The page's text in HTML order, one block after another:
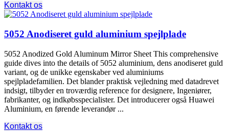
Kontakt os
5052 Anodiseret guld aluminium spejlplade
5052 Anodized Gold Aluminum Mirror Sheet This comprehensive
guide dives into the details of5052 aluminium, dens anodiseret guld
variant, og de unikke egenskaber ved aluminiums
spejlpladefamilien. Det blander praktisk vejledning med datadrevet
indsigt, tilbyder en troværdig reference for designere, Ingeniører,
fabrikanter, og indkøbsspecialister. Det introducerer også Huawei
Aluminium, en førende leverandør ...
Kontakt os